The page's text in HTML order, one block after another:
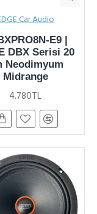
Car Audio
E9 |
DBX Serisi 20
Neodimyum
Midrange
4.780TL